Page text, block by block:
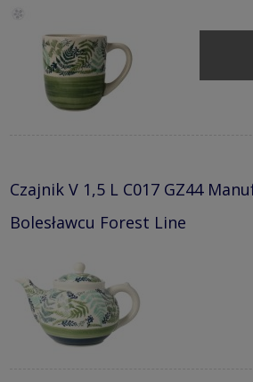
Czajnik V 1,5 L C017 GZ44
Bolesławcu Forest Line